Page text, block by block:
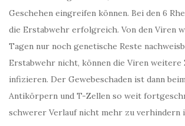
Geschehen eingreifen können. Bei den 6
die Erstabwehr erfolgreich. Von den Viren
Tagen nur noch genetische Reste
Erstabwehr nicht, können die Viren weitere
infizieren. Der Gewebeschaden ist dann
Antikörpern und T-Zellen so weit
schwerer Verlauf nicht mehr zu verhindern